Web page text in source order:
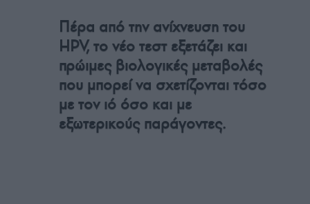
Πέρα από την ανίχνευση του
HPV, το νέο τεστ εξετάζει και
πρώιμες βιολογικές μεταβολές
που μπορεί να σχετίζονται τόσο
με τον ιό όσο και με
εξωτερικούς παράγοντες.